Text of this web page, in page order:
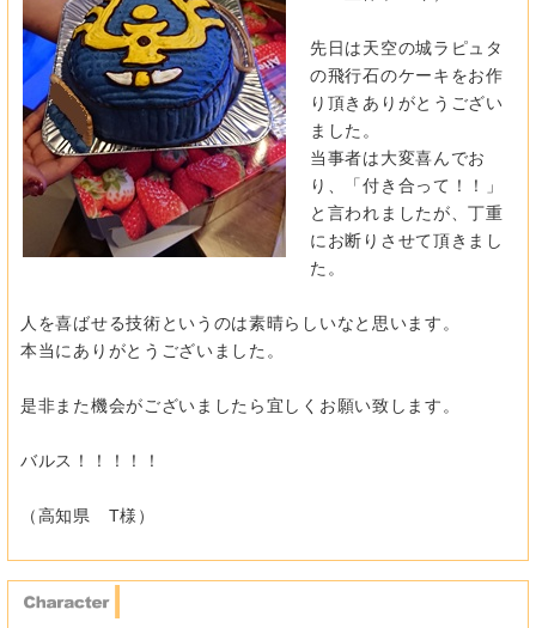
先日は天空の城ラピュタ
の飛行石のケーキをお作
り頂きありがとうござい
ました。
当事者は大変喜んでお
り、「付き合って！！」
と言われましたが、丁重
にお断りさせて頂きまし
た。
人を喜ばせる技術というのは素晴らしいなと思います。
本当にありがとうございました。
是非また機会がございましたら宜しくお願い致します。
バルス！！！！！
（高知県 T様）